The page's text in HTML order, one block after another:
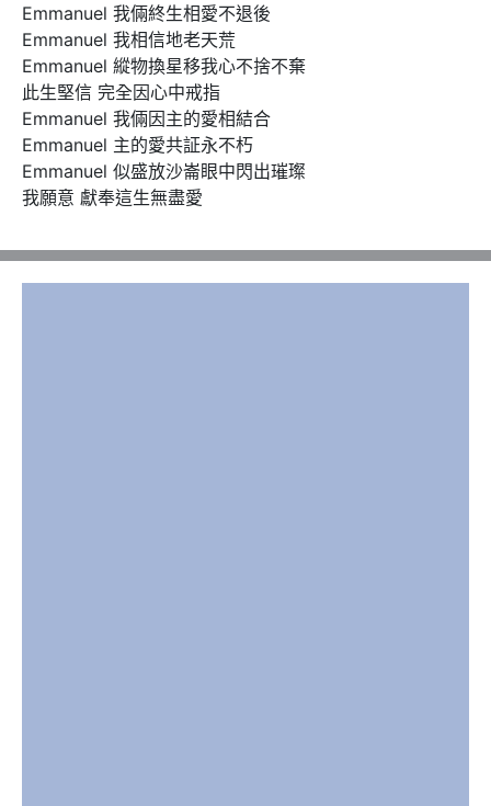
Emmanuel 我倆終生相愛不退後
Emmanuel 我相信地老天荒
Emmanuel 縱物換星移我心不捨不棄
此生堅信 完全因心中戒指
Emmanuel 我倆因主的愛相結合
Emmanuel 主的愛共証永不朽
Emmanuel 似盛放沙崙眼中閃出璀璨
我願意 獻奉這生無盡愛